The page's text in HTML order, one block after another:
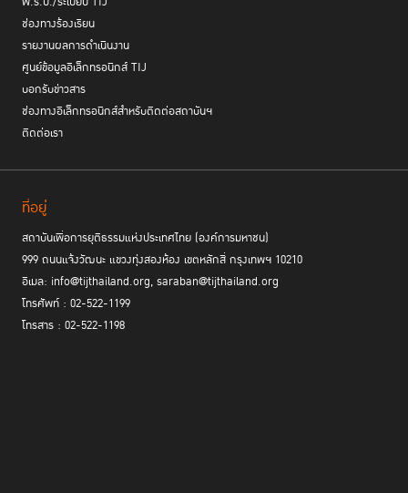
ช่องทางร้องเรียน
รายงานผลการดำเนินงาน
ศูนย์ข้อมูลอิเล็กทรอนิกส์ TIJ
บอกรับข่าวสาร
ช่องทางอิเล็กทรอนิกส์สำหรับติดต่อสถาบันฯ
ติดต่อเรา
ที่อยู่
สถาบันเพื่อการยุติธรรมแห่งประเทศไทย (องค์การมหาชน)
999 ถนนแจ้งวัฒนะ แขวงทุ่งสองห้อง เขตหลักสี่ กรุงเทพฯ 10210
อีเมล: info@tijthailand.org, saraban@tijthailand.org
โทรศัพท์ : 02-522-1199
โทรสาร : 02-522-1198